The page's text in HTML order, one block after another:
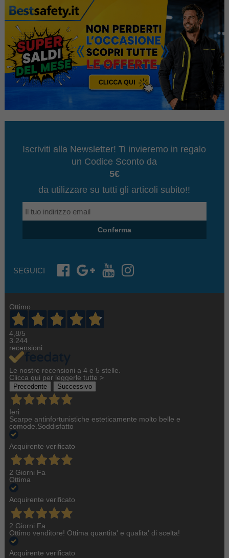
Iscriviti alla Newsletter! Ti invieremo in regalo
un Codice Sconto da
5€
da utilizzare su tutti gli articoli subito!!
Conferma
SEGUICI
Ottimo
4,8/5
3.244
recensioni
Le nostre recensioni a 4 e 5 stelle.
Clicca qui per leggerle tutte >
Precedente Successivo
Ieri
Scarpe antinfortunistiche esteticamente molto belle e
comode.Soddisfatto
Acquirente verificato
2 Giorni Fa
Ottima
Acquirente verificato
2 Giorni Fa
Ottimo venditore! Ottima quantita' e qualita' di scelta!
Acquirente verificato